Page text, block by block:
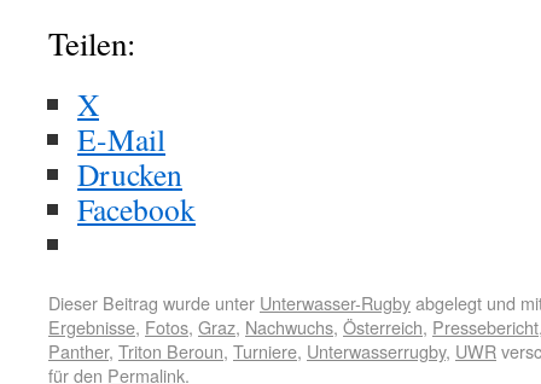
Teilen:
X
E-Mail
Drucken
Facebook
Dieser Beitrag wurde unter Unterwasser-Rugbyabgelegt und
Ergebnisse, Fotos, Graz, Nachwuchs, Österreich, Pressebericht
Panther, Triton Beroun, Turniere, Unterwasserrugby, UWR
für den Permalink.